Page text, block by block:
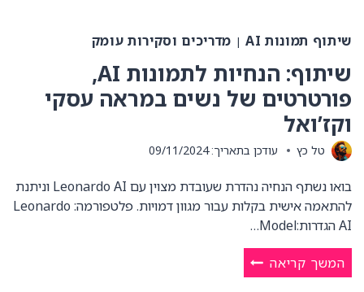
שיתוף תמונות AI | מדריכים וסקירות עומק
שיתוף: הנחיות לתמונות AI,
פורטרטים של נשים במראה עסקי
וקז’ואל
טל כץ עודכן בתאריך: 09/11/2024
בואו נשתף הנחיה נהדרת שעובדת מצוין עם Leonardo AI וניתנת
להתאמה אישית בקלות עבור מגוון דמויות. פלטפורמה: Leonardo
AI הגדרות:Model…
המשך קריאהשיתוף:
הנחיות